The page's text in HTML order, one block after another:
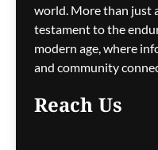
world. More than just
testament to the
modern age, where
and community
Reach Us